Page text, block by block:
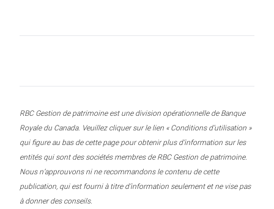
RBC Gestion de patrimoine est une division opérationnelle de Banque
Royale du Canada. Veuillez cliquer sur le lien « Conditions d’utilisation »
qui figure au bas de cette page pour obtenir plus d’information sur les
entités qui sont des sociétés membres de RBC Gestion de patrimoine.
Nous n’approuvons ni ne recommandons le contenu de cette
publication, qui est fourni à titre d’information seulement et ne vise pas
à donner des conseils.